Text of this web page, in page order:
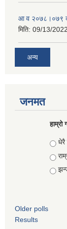
आ‍ व २०७८।०७९
मिति: 09/13/
अन्य
जनमत
हाम्रो
धेरै
Older polls
Results